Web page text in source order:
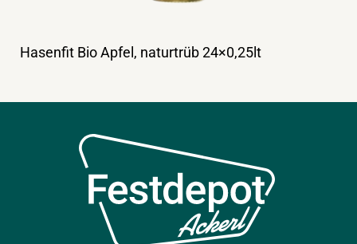
Hasenfit Bio Apfel, naturtrüb 24×0,25lt